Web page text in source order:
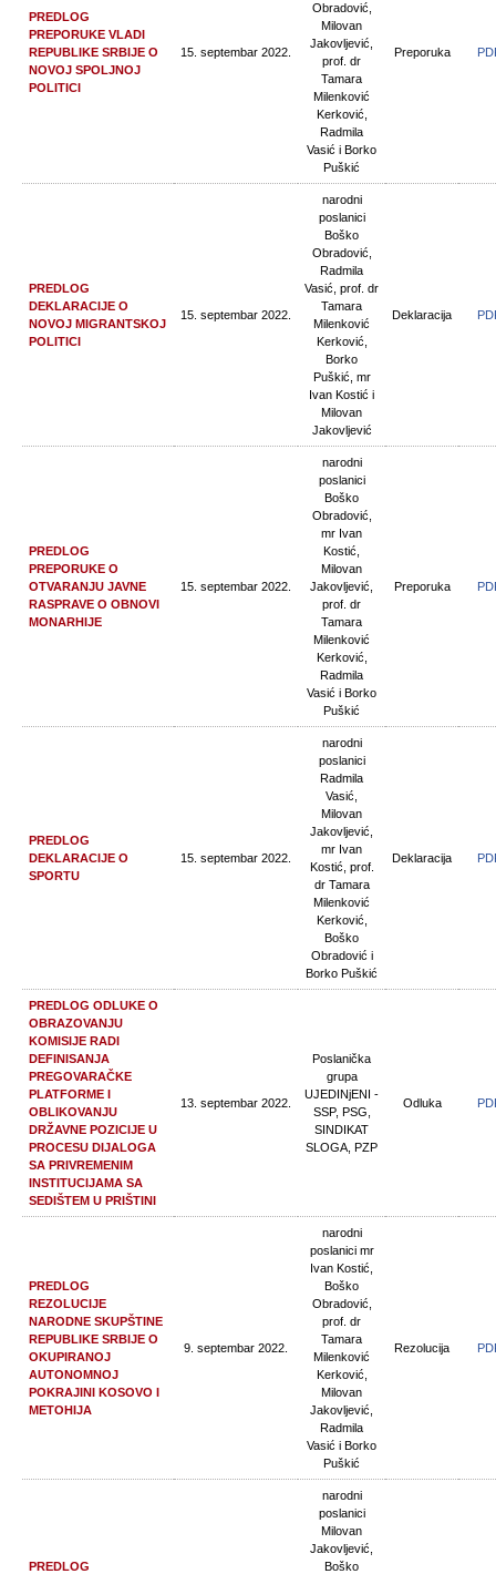
PREDLOG
PREPORUKE VLADI
REPUBLIKE SRBIJE O
NOVOJ SPOLJNOJ
POLITICI
15. septembar 2022.
Obradović,
Milovan
Jakovljević,
prof. dr
Tamara
Milenković
Kerković,
Radmila
Vasić i Borko
Puškić
Preporuka
PREDLOG
DEKLARACIJE O
NOVOJ MIGRANTSKOJ
POLITICI
15. septembar 2022.
narodni
poslanici
Boško
Obradović,
Radmila
Vasić, prof. dr
Tamara
Milenković
Kerković,
Borko
Puškić, mr
Ivan Kostić i
Milovan
Jakovljević
Deklaracija
PREDLOG
PREPORUKE O
OTVARANJU JAVNE
RASPRAVE O OBNOVI
MONARHIJE
15. septembar 2022.
narodni
poslanici
Boško
Obradović,
mr Ivan
Kostić,
Milovan
Jakovljević,
prof. dr
Tamara
Milenković
Kerković,
Radmila
Vasić i Borko
Puškić
Preporuka
PREDLOG
DEKLARACIJE O
SPORTU
15. septembar 2022.
narodni
poslanici
Radmila
Vasić,
Milovan
Jakovljević,
mr Ivan
Kostić, prof.
dr Tamara
Milenković
Kerković,
Boško
Obradović i
Borko Puškić
Deklaracija
PREDLOG ODLUKE O
OBRAZOVANJU
KOMISIJE RADI
DEFINISANJA
PREGOVARAČKE
PLATFORME I
OBLIKOVANJU
DRŽAVNE POZICIJE U
PROCESU DIJALOGA
SA PRIVREMENIM
INSTITUCIJAMA SA
SEDIŠTEM U PRIŠTINI
13. septembar 2022.
Poslanička
grupa
UJEDINjENI -
SSP, PSG,
SINDIKAT
SLOGA, PZP
Odluka
PREDLOG
REZOLUCIJE
NARODNE SKUPŠTINE
REPUBLIKE SRBIJE O
OKUPIRANOJ
AUTONOMNOJ
POKRAJINI KOSOVO I
METOHIJA
9. septembar 2022.
narodni
poslanici mr
Ivan Kostić,
Boško
Obradović,
prof. dr
Tamara
Milenković
Kerković,
Milovan
Jakovljević,
Radmila
Vasić i Borko
Puškić
Rezolucija
PREDLOG
narodni
poslanici
Milovan
Jakovljević,
Boško